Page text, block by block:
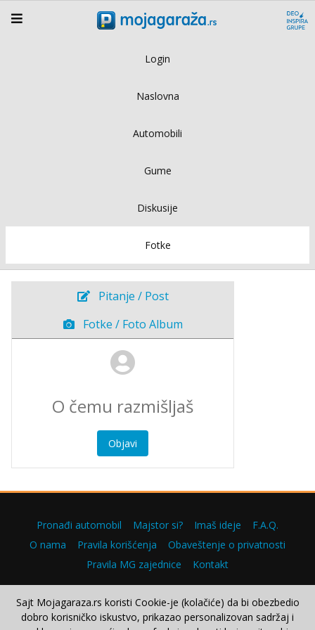
Login
Naslovna
Automobili
Gume
Diskusije
Fotke
Pitanje / Post
Fotke / Foto Album
Objavi
Pronađi automobil Majstor si? Imaš ideje
F.A.Q.
O nama
Pravila korišćenja
Obaveštenje o privatnosti
Pravila MG zajednice
Kontakt
Copyright © 2000–2026.
Sajt Mojagaraza.rs koristi Cookie-je (kolačiće) da bi obezbedio
dobro korisničko iskustvo, prikazao personalizovan sadržaj i